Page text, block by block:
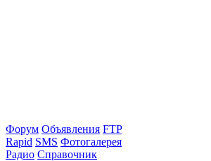
Форум Объявления FTP
Rapid SMS Фотогалерея
Радио Справочник